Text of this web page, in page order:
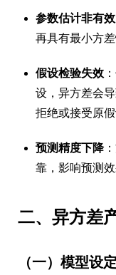
参数估计非有效
再具有最小方差
假设检验失效
设，异方差会
拒绝或接受原假
预测精度下降
靠，影响预测效
二、异方差
（一）模型设